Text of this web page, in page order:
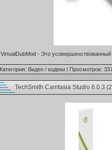
VirtualDubMod - Это
Категория: Видео / кодеки | Просмотров:
TechSmith Camtasia Studio 6.0.3